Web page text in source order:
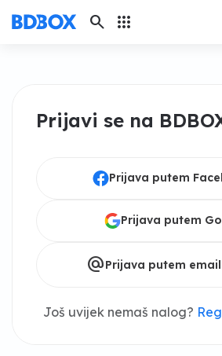
search apps
Prijavi se na
Prijava putem
Prijava putem
alternate_emailPrijava putem
Još uvijek nemaš nalog?